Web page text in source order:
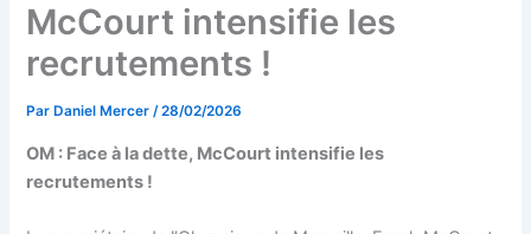
McCourt intensifie les
recrutements !
Par Daniel Mercer/28/02/2026
OM : Face à la dette, McCourt intensifie les
recrutements !